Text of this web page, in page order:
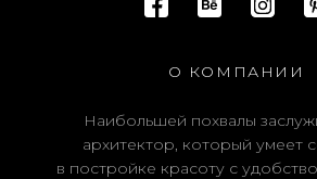
О КОМПАНИИ
Наибольшей похвалы
архитектор, который умеет
в постройке красоту с